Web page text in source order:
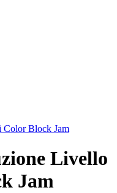
Color Block Jam
Livello
Jam